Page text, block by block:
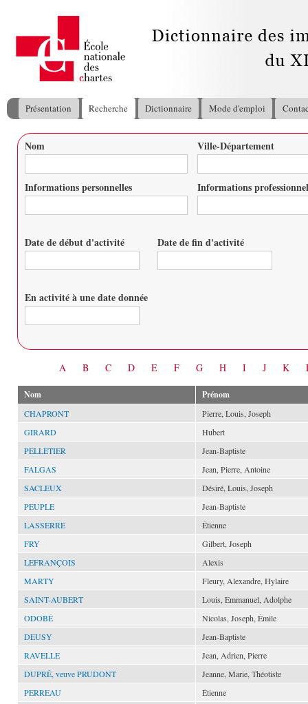
Menu principal
Présentation Recherche Dictionnaire Mode d'emploi
Vous êtes ici
Nom Ville-Département
Informations personnelles Informations
Date de début d'activité Date de fin d'activité
En activité à une date donnée
A B C D E F G H I J K
Nom Prénom
CHAPRONT
Pierre, Louis, Joseph
GIRARD
Hubert
PELLETIER
Jean-Baptiste
FALGAS
Jean, Pierre, Antoine
SACLEUX
Désiré, Louis, Joseph
PEUPLE
Jean-Baptiste
LASSERRE
Étienne
FRY
Gilbert, Joseph
LEFRANÇOIS
Alexis
MARTY
Fleury, Alexandre, Hylaire
SAINT-AUBERT
Louis, Emmanuel, Adolphe
ODOBÉ
Nicolas, Joseph, Émile
DEUSY
Jean-Baptiste
RAVELLE
Jean, Adrien, Pierre
DUPRÉ, veuve PRUDONT
Jeanne, Marie, Théotiste
PERREAU
Étienne